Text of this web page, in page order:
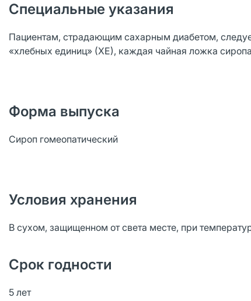
Специальные указания
Пациентам, страдающим сахарным диабетом,
«хлебных единиц» (ХЕ), каждая чайная ложка
Форма выпуска
Сироп гомеопатический
Условия хранения
В сухом, защищенном от света месте, при
Срок годности
5 лет